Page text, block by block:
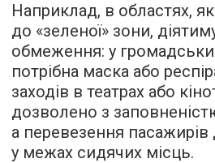
Наприклад, в областях,
до «зеленої» зони,
обмеження: у
потрібна маска або
заходів в театрах або
дозволено з
а перевезення
у межах сидячих місць.